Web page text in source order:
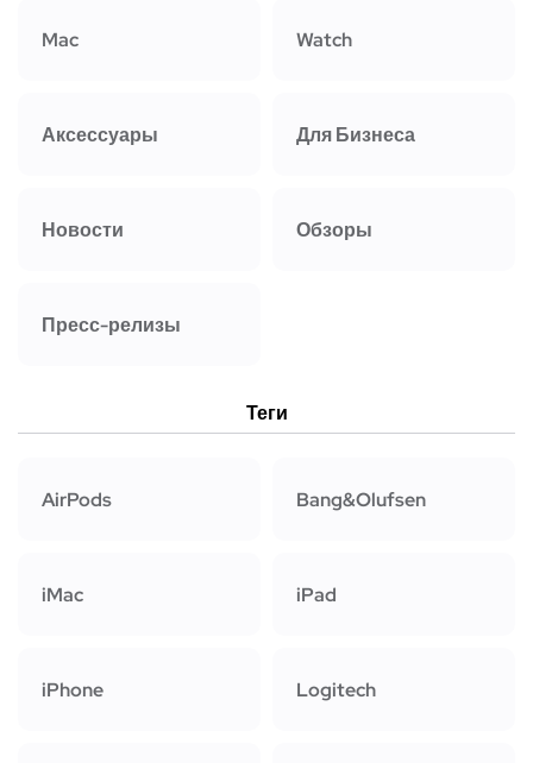
Mac Watch
Аксессуары Для Бизнеса
Новости Обзоры
Пресс-релизы
Теги
AirPods Bang&Olufsen
iMac iPad
iPhone Logitech